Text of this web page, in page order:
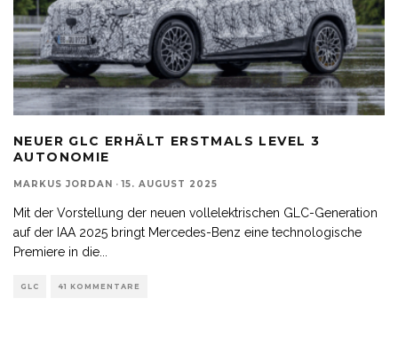
NEUER GLC ERHÄLT ERSTMALS LEVEL 3
AUTONOMIE
MARKUS JORDAN · 15. AUGUST 2025
Mit der Vorstellung der neuen vollelektrischen GLC-Generation
auf der IAA 2025 bringt Mercedes-Benz eine technologische
Premiere in die
GLC 41 KOMMENTARE